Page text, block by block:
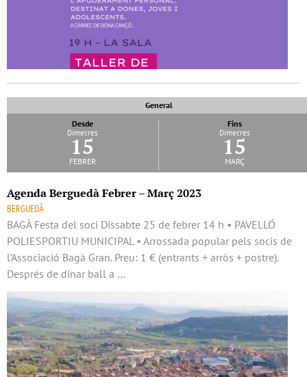
General
Desde
Dimecres
15
febrer
Fins
Dimecres
15
març
Agenda Berguedà Febrer – Març 2023
BERGUEDÀ
BAGÀ Festa del soci Dissabte 25 de febrer 14 h • PAVELLÓ
POLIESPORTIU MUNICIPAL • Arrossada popular pels socis de
l’Associació Bagà Gran. Preu: 1 € (entrants + arròs + postre).
Després de dinar ball a …